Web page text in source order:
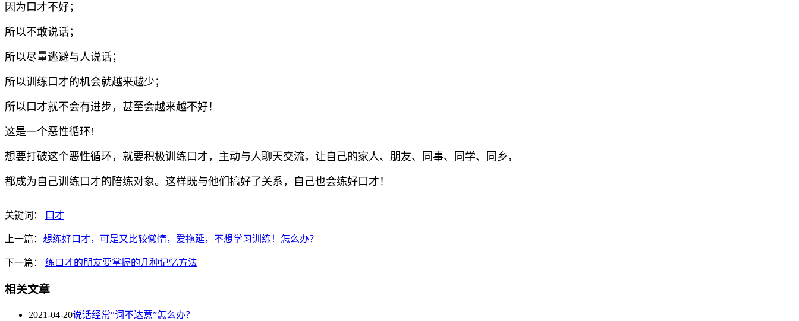
因为口才不好；
所以不敢说话；
所以尽量逃避与人说话；
所以训练口才的机会就越来越少；
所以口才就不会有进步，甚至会越来越不好！
这是一个恶性循环!
想要打破这个恶性循环，就要积极训练口才，主动与人聊天交流，让自己的家人、朋友、同事、同学、同乡，
都成为自己训练口才的陪练对象。这样既与他们搞好了关系，自己也会练好口才！
关键词： 口才
上一篇： 想练好口才，可是又比较懒惰，爱拖延，不想学习训练！怎么办？
下一篇： 练口才的朋友要掌握的几种记忆方法
相关文章
2021-04-20说话经常“词不达意”怎么办？